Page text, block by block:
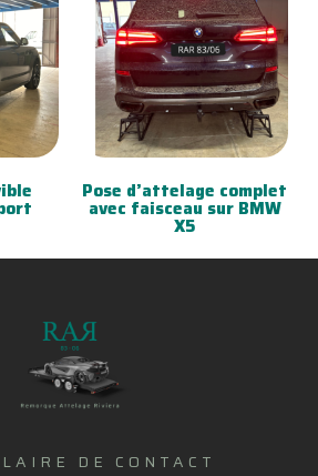
Pose d’attelage complet
avec faisceau sur BMW
X5
DE CONTACT